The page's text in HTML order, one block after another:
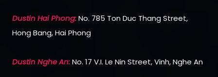
Dustin Hai Phong:No. 785 Ton Duc Thang Street,
Hong Bang, Hai Phong
Dustin Nghe An:No. 17 V.I. Le Nin Street, Vinh, Nghe An